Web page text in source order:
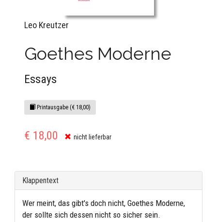
Leo Kreutzer
Goethes Moderne
Essays
Printausgabe (€ 18,00)
€ 18,00 nicht lieferbar
Klappentext
Wer meint, das gibt's doch nicht, Goethes Moderne,
der sollte sich dessen nicht so sicher sein.